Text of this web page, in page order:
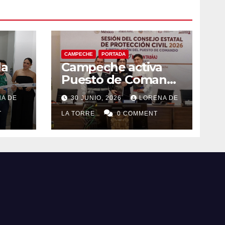
DE
CAMPECHE PORTADA
Campeche activa
Puesto de Comando
y refuerza acciones
de Protección Civil
ante riesgos
hidrometeorológico
30 JUNIO, 2026 LORENA DE
LA TORRE 0 COMMENT